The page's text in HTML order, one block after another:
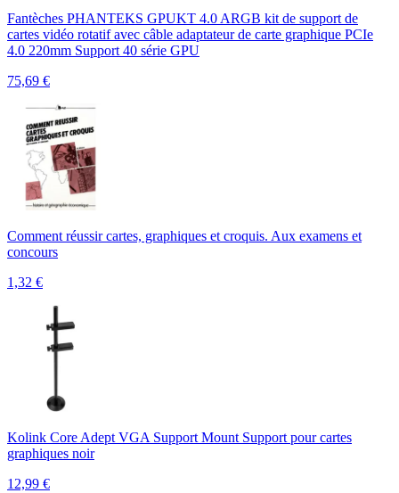
Fantèches PHANTEKS GPUKT 4.0 ARGB kit de support de
cartes vidéo rotatif avec câble adaptateur de carte graphique PCIe
4.0 220mm Support 40 série GPU
75,69 €
Comment réussir cartes, graphiques et croquis. Aux examens et
concours
1,32 €
Kolink Core Adept VGA Support Mount Support pour cartes
graphiques noir
12,99 €